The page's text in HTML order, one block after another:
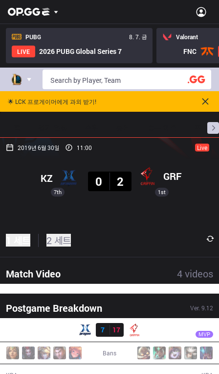
PUBG
8. 7. 금
LIVE
2026 PUBG Global Series 7
Valorant
FNC
🌟 LCK 프로게이머에게 과외 받기!
프로빌
2019년 6월 30일 11:00 Live
7th
KZ
0
2 GRF
1st
2 세트
Match Video 4videos
Postgame Breakdown Ver. 9.12
7
17 MVP
Bans